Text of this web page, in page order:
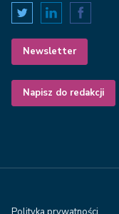
Newsletter
Napisz do redakcji